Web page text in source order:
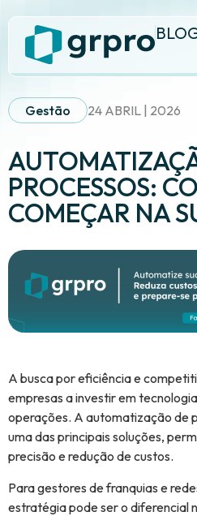
Gestão 24 ABRIL | 2026
PROCESSOS:
COMEÇAR NA
A busca por eficiência e
empresas a investir em
operações. A automatização de
uma das principais soluções,
precisão e redução de custos.
Para gestores de franquias e
estratégia pode ser o diferencial